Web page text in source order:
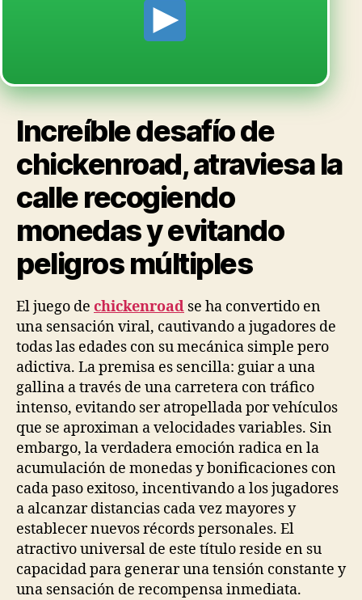
Increíble desafío de
chickenroad, atraviesa la
calle recogiendo
monedas y evitando
peligros múltiples
El juego de chickenroad se ha convertido en
una sensación viral, cautivando a jugadores de
todas las edades con su mecánica simple pero
adictiva. La premisa es sencilla: guiar a una
gallina a través de una carretera con tráfico
intenso, evitando ser atropellada por vehículos
que se aproximan a velocidades variables. Sin
embargo, la verdadera emoción radica en la
acumulación de monedas y bonificaciones con
cada paso exitoso, incentivando a los jugadores
a alcanzar distancias cada vez mayores y
establecer nuevos récords personales. El
atractivo universal de este título reside en su
capacidad para generar una tensión constante y
una sensación de recompensa inmediata.